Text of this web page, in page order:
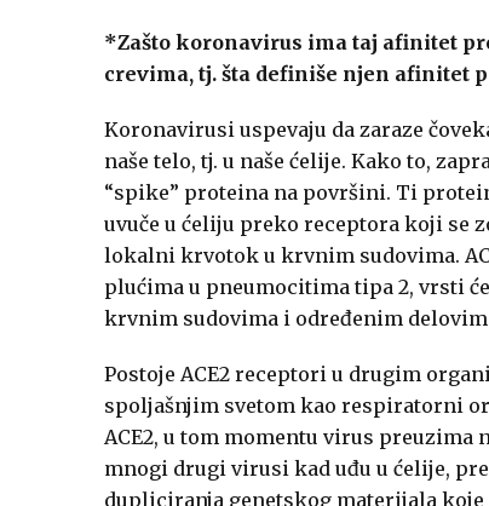
*Zašto koronavirus ima taj afinitet
crevima, tj. šta definiše njen afinitet
Koronavirusi uspevaju da zaraze
naše telo, tj. u naše ćelije. Kako to,
“spike” proteina na površini. Ti
uvuče u ćeliju preko receptora koji se
lokalni krvotok u krvnim sudovima.
plućima u pneumocitima tipa 2, vrsti
krvnim sudovima i određenim
Postoje ACE2 receptori u drugim
spoljašnjim svetom kao respiratorni
ACE2, u tom momentu virus preuzima
mnogi drugi virusi kad uđu u ćelije,
dupliciranja genetskog materijala